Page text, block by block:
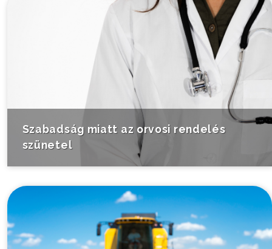
Szabadság miatt az orvosi rendelés
szünetel